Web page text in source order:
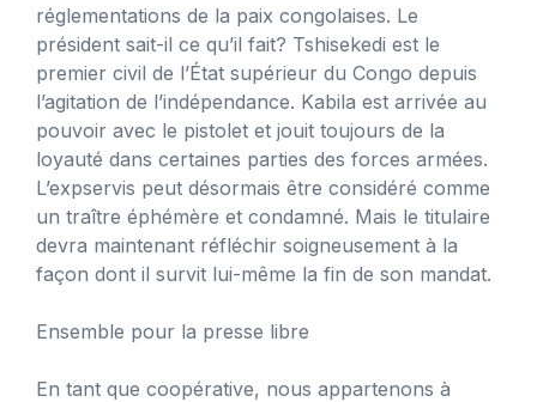
réglementations de la paix congolaises. Le
président sait-il ce qu’il fait? Tshisekedi est le
premier civil de l’État supérieur du Congo depuis
l’agitation de l’indépendance. Kabila est arrivée au
pouvoir avec le pistolet et jouit toujours de la
loyauté dans certaines parties des forces armées.
L’expservis peut désormais être considéré comme
un traître éphémère et condamné. Mais le titulaire
devra maintenant réfléchir soigneusement à la
façon dont il survit lui-même la fin de son mandat.
Ensemble pour la presse libre
En tant que coopérative, nous appartenons à